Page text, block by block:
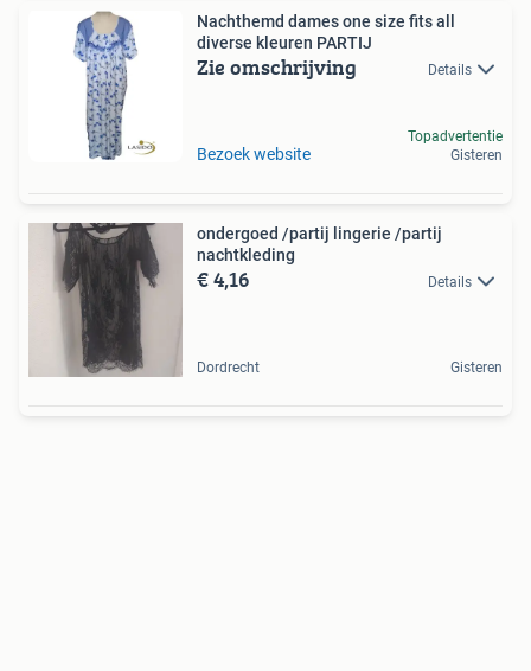
Nachthemd dames one size fits all
diverse kleuren PARTIJ
Zie omschrijving Details
Bezoek website
Topadvertentie
Gisteren
ondergoed /partij lingerie /partij
nachtkleding
€ 4,16 Details
Dordrecht Gisteren